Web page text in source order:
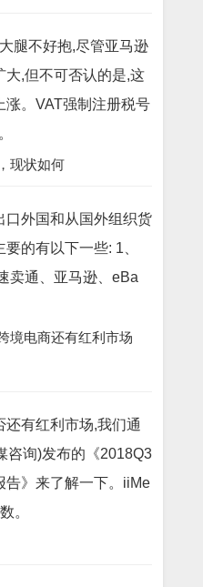
腿不好抱,尽管亚马逊
大,但不可否认的是,这
涨。VAT强制注册税号
现状如何
口外国和从国外组织货
的有以下一些: 1、
卖通、亚马逊、eBa
境电商还有红利市场
有红利市场,我们通
咨询)发布的《2018Q3
告》来了解一下。iiMe
。